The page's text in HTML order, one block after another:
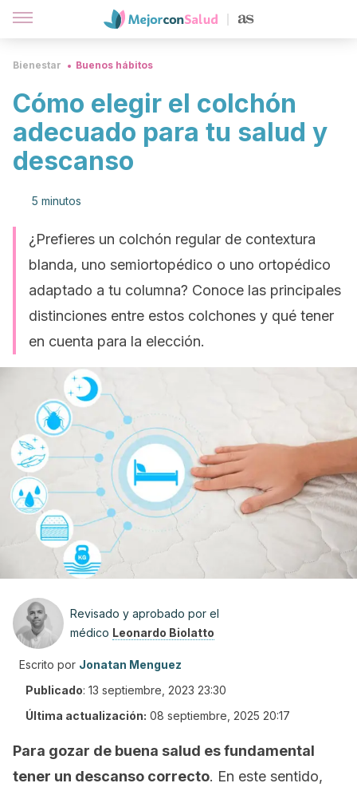
Bienestar Buenos hábitos
Cómo elegir el colchón
adecuado para tu salud y
descanso
5 minutos
¿Prefieres un colchón regular de contextura
blanda, uno semiortopédico o uno ortopédico
adaptado a tu columna? Conoce las principales
distinciones entre estos colchones y qué tener
en cuenta para la elección.
Revisado y aprobado por el
médico Leonardo Biolatto
Escrito por Jonatan Menguez
Publicado: 13 septiembre, 2023 23:30
Última actualización: 08 septiembre, 2025 20:17
Para gozar de buena salud es fundamental
tener un descanso correcto. En este sentido,